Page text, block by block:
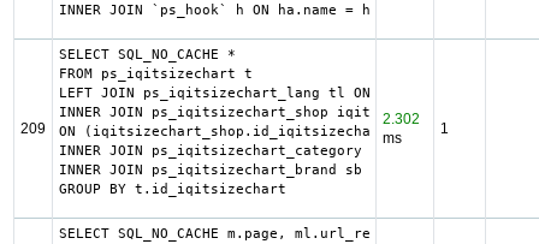
INNER JOIN `ps_hook` h ON ha.name = h.name
209
SELECT SQL_NO_CACHE *
FROM ps_iqitsizechart t
LEFT JOIN ps_iqitsizechart_lang tl ON
INNER JOIN ps_iqitsizechart_shop iqitsizechart_shop
ON (iqitsizechart_shop.id_iqitsizechart =
INNER JOIN ps_iqitsizechart_category sc  ON
INNER JOIN ps_iqitsizechart_brand sb  ON
GROUP BY t.id_iqitsizechart
2.302
ms
1
SELECT SQL_NO_CACHE m.page, ml.url_rewrite, ml.id_lang